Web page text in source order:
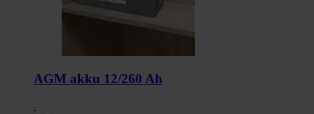
AGM akku 12/260 Ah